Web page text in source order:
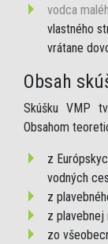
vodca
vlastného
vrátane
Obsah
Skúšku VMP
Obsahom
z
vodných
z
z plavebnej
zo